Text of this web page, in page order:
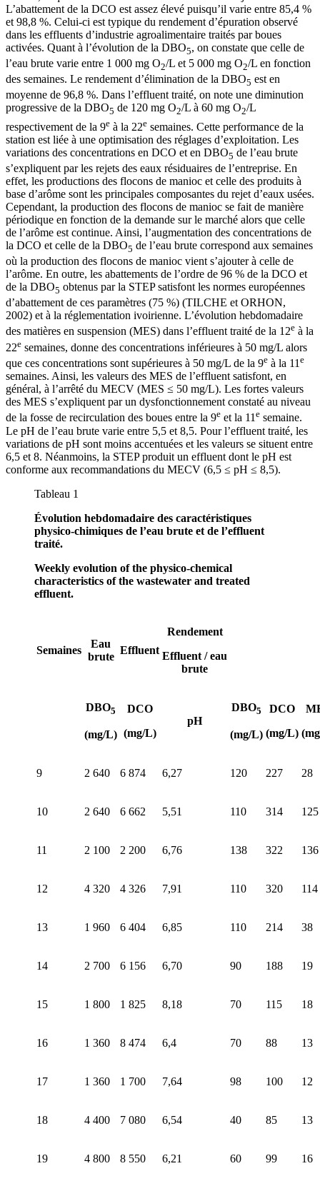
L’abattement de la DCO est assez élevé puisqu’il varie entre 85,4 %
et 98,8 %. Celui-ci est typique du rendement d’épuration observé
dans les effluents d’industrie agroalimentaire traités par boues
activées. Quant à l’évolution de la DBO5, on constate que celle de
l’eau brute varie entre 1 000 mg O2/L et 5 000 mg O2/L en fonction
des semaines. Le rendement d’élimination de la DBO5 est en
moyenne de 96,8 %. Dans l’effluent traité, on note une diminution
progressive de la DBO5 de 120 mg O2/L à 60 mg O2/L
respectivement de la 9e à la 22e semaines. Cette performance de la
station est liée à une optimisation des réglages d’exploitation. Les
variations des concentrations en DCO et en DBO5 de l’eau brute
s’expliquent par les rejets des eaux résiduaires de l’entreprise. En
effet, les productions des flocons de manioc et celle des produits à
base d’arôme sont les principales composantes du rejet d’eaux usées.
Cependant, la production des flocons de manioc se fait de manière
périodique en fonction de la demande sur le marché alors que celle
de l’arôme est continue. Ainsi, l’augmentation des concentrations de
la DCO et celle de la DBO5 de l’eau brute correspond aux semaines
où la production des flocons de manioc vient s’ajouter à celle de
l’arôme. En outre, les abattements de l’ordre de 96 % de la DCO et
de la DBO5 obtenus par la STEP satisfont les normes européennes
d’abattement de ces paramètres (75 %) (TILCHE et ORHON,
2002) et à la réglementation ivoirienne. L’évolution hebdomadaire
des matières en suspension (MES) dans l’effluent traité de la 12e à la
22e semaines, donne des concentrations inférieures à 50 mg/L alors
que ces concentrations sont supérieures à 50 mg/L de la 9e à la 11 e
semaines. Ainsi, les valeurs des MES de l’effluent satisfont, en
général, à l’arrêté du MECV (MES ≤ 50 mg/L). Les fortes valeurs
des MES s’expliquent par un dysfonctionnement constaté au niveau
de la fosse de recirculation des boues entre la 9e et la 11e semaine.
Le pH de l’eau brute varie entre 5,5 et 8,5. Pour l’effluent traité, les
variations de pH sont moins accentuées et les valeurs se situent entre
6,5 et 8. Néanmoins, la STEP produit un effluent dont le pH est
conforme aux recommandations du MECV (6,5 ≤ pH ≤ 8,5).
Tableau 1
Évolution hebdomadaire des caractéristiques
physico-chimiques de l’eau brute et de l’effluent
traité.
Weekly evolution of the physico-chemical
characteristics of the wastewater and treated
effluent.
Semaines
Eau
brute
Effluent
Rendement
Effluent / eau
brute
DBO5
(mg/L)
DCO
(mg/L)
pH
DBO5
(mg/L)
DCO
(mg/L)
9 2 640 6 874 6,27 120 227 28
10 2 640 6 662 5,51 110 314 125
11 2 100 2 200 6,76 138 322 136
12 4 320 4 326 7,91 110 320 114
13 1 960 6 404 6,85 110 214 38
14 2 700 6 156 6,70 90 188 19
15 1 800 1 825 8,18 70 115 18
16 1 360 8 474 6,4 70 88 13
17 1 360 1 700 7,64 98 100 12
18 4 400 7 080 6,54 40 85 13
19 4 800 8 550 6,21 60 99 16